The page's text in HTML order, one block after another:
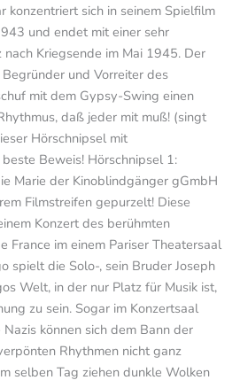
konzentriert sich in seinem Spielfilm
und endet mit einer sehr
nach Kriegsende im Mai 1945. Der
und Vorreiter des
mit dem Gypsy-Swing einen
daß jeder mit muß! (singt
Hörschnipsel mit
Beweis! Hörschnipsel 1:
Marie der Kinoblindgänger gGmbH
Filmstreifen gepurzelt! Diese
Konzert des berühmten
France im einem Pariser Theatersaal
spielt die Solo-, sein Bruder Joseph
Welt, in der nur Platz für Musik ist,
zu sein. Sogar im Konzertsaal
können sich dem Bann der
Rhythmen nicht ganz
selben Tag ziehen dunkle Wolken